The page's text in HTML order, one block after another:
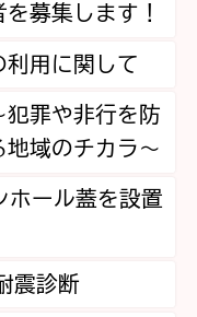
募集します！
用に関して
罪や非行を防
地域のチカラ～
ホール蓋を設置
震診断